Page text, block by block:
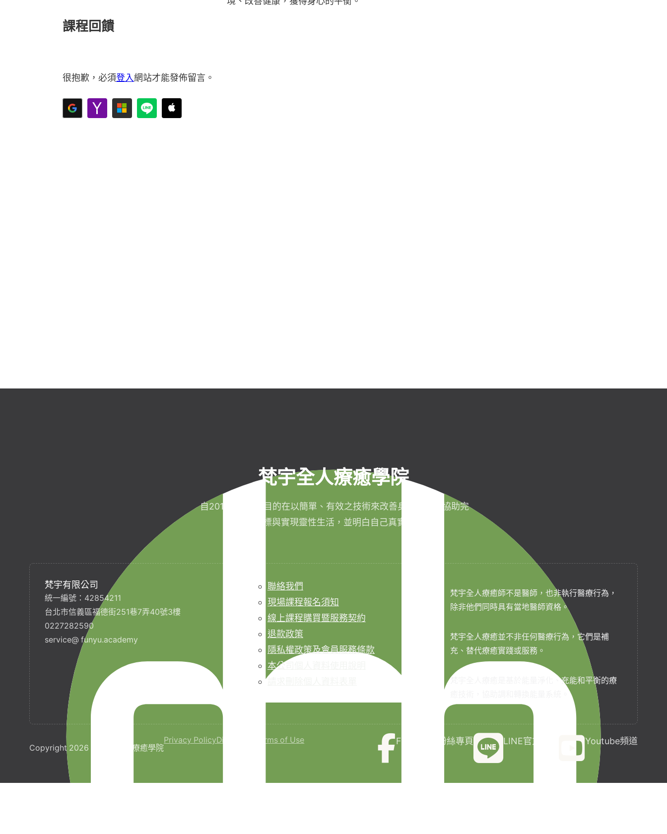
課程回饋
很抱歉，必須登入網站才能發佈留言。
梵宇全人療癒學院
自2011年成立，目的在以簡單、有效之技術來改善身心健康，協助完
成生命目標與實現靈性生活，並明白自己真實的本質。
梵宇有限公司
統一編號：42854211
台北市信義區福德街251巷7弄40號3樓
0227282590
service@ funyu.academy
聯絡我們
現場課程報名須知
線上課程購買暨服務契約
退款政策
隱私權政策及會員服務條款
本公司個人資料使用說明
梵宇全人療癒師不是醫師，也非執行醫療行為，
除非他們同時具有當地醫師資格。
梵宇全人療癒並不非任何醫療行為，它們是補
充、替代療癒實踐或服務。
梵宇全人療癒是基於能量淨化、充能和平衡的療
Copyright 2026 © 梵宇全人療癒學院
Privacy PolicyDisclaimer Terms of Use Facebook粉絲專頁 LINE官方帳號 Youtube頻道